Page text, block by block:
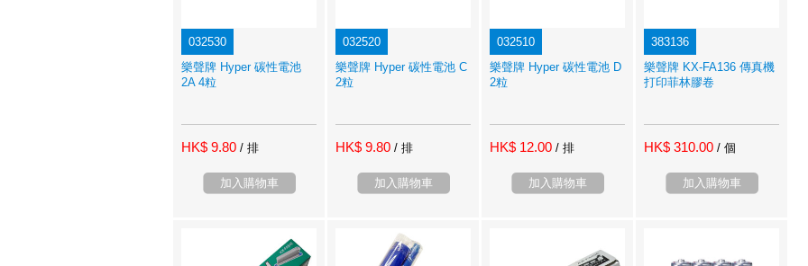
032530
樂聲牌 Hyper 碳性電池
2A 4粒
HK$ 9.80 / 排
加入購物車
032520
樂聲牌 Hyper 碳性電池 C
2粒
HK$ 9.80 / 排
加入購物車
032510
樂聲牌 Hyper 碳性電池 D
2粒
HK$ 12.00 / 排
加入購物車
383136
樂聲牌 KX-FA136 傳真機
打印菲林膠卷
HK$ 310.00 / 個
加入購物車